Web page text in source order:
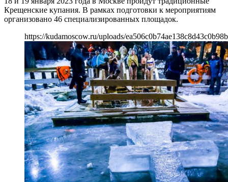
Крещенские купания. В рамках подготовки к мероприятиям
организовано 46 специализированных площадок.
https://kudamoscow.ru/uploads/